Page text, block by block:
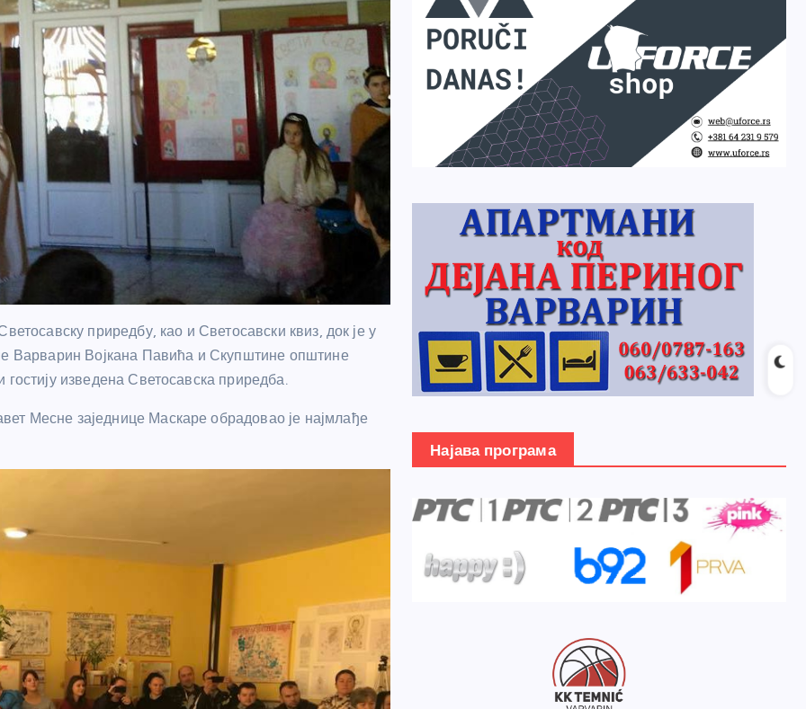
приредбу, као и Светосавски квиз, док је у
Варварин Војкана Павића и Скупштине општине
изведена Светосавска приредба.
Месне заједнице Маскаре обрадовао је најмлађе
Најава програма